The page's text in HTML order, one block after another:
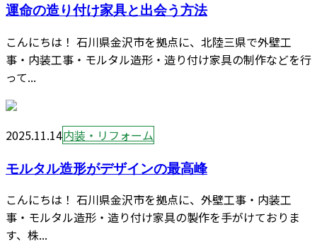
運命の造り付け家具と出会う方法
こんにちは！ 石川県金沢市を拠点に、北陸三県で外壁工
事・内装工事・モルタル造形・造り付け家具の制作などを行
って...
2025.11.14内装・リフォーム
モルタル造形がデザインの最高峰
こんにちは！ 石川県金沢市を拠点に、外壁工事・内装工
事・モルタル造形・造り付け家具の製作を手がけておりま
す、株...